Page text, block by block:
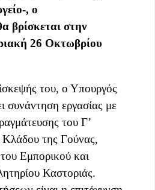
, ο
βρίσκεται στην
26 Οκτωβρίου
του, ο Υπουργός
συνάντηση εργασίας με
του Γ’
της Γούνας,
Εμπορικού και
Καστοριάς.